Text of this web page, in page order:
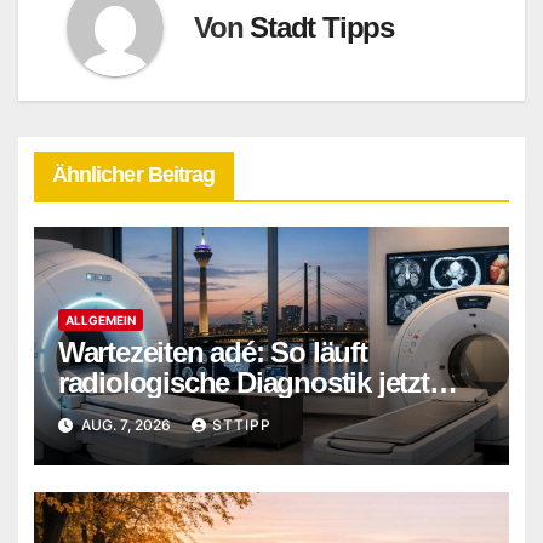
VonStadt Tipps
Ähnlicher Beitrag
ALLGEMEIN
Wartezeiten adé: So läuft
radiologische Diagnostik jetzt
ohne Verzögerung ab
AUG. 7, 2026 STTIPP